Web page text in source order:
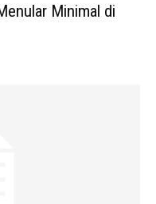
Minimal di